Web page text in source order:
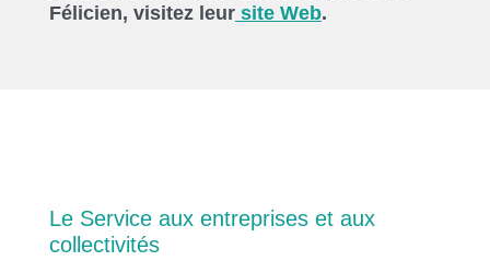
Félicien, visitez leur site Web.
Le Service aux entreprises et aux
collectivités